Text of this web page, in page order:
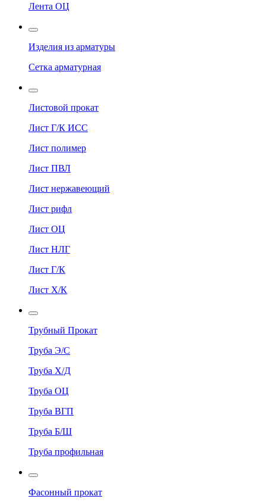
Лента ОЦ
Изделия из арматуры
Сетка арматурная
Листовой прокат
Лист Г/К ИСС
Лист полимер
Лист ПВЛ
Лист нержавеющий
Лист рифл
Лист ОЦ
Лист НЛГ
Лист Г/К
Лист Х/К
Трубный Прокат
Труба Э/С
Труба Х/Д
Труба ОЦ
Труба ВГП
Труба Б/Ш
Труба профильная
Фасонный прокат